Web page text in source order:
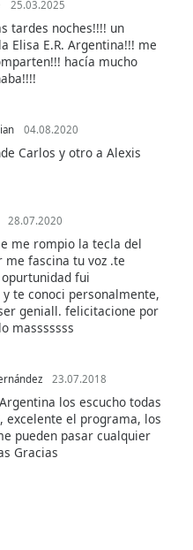
25.03.2025
tardes noches!!!! un
Elisa E.R. Argentina!!! me
hacía mucho
04.08.2020
Carlos y otro a Alexis
28.07.2020
me rompio la tecla del
me fascina tu voz .te
fui
te conoci personalmente,
geniall. felicitacione por
masssssss
23.07.2018
los escucho todas
excelente el programa, los
pueden pasar cualquier
Gracias